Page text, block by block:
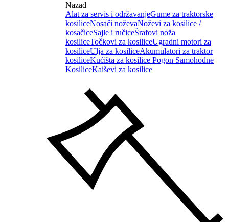
Nazad
Alat za servis i održavanjeGume za traktorske
kosiliceNosači noževaNoževi za kosilice /
kosačiceSajle i ručiceŠrafovi noža
kosiliceTočkovi za kosiliceUgradni motori za
kosiliceUlja za kosiliceAkumulatori za traktor
kosiliceKućišta za kosilice Pogon Samohodne
KosiliceKaiševi za kosilice